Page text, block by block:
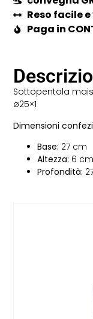
Reso facile
Paga in
Sottopentola
ø25×1
Dimensioni
Base: 27 cm
Altezza: 6 cm
Profondità: